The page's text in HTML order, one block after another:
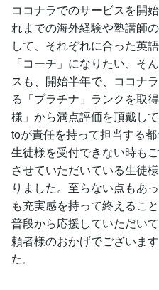
ココナラでのサービスを開
れまでの海外経験や塾講師
して、それぞれに合った英
「コーチ」になりたい、そ
スも、開始半年で、ココナ
る「プラチナ」ランクを取
様」から満点評価を頂戴し
toが責任を持って担当する
生徒様を受付できない時も
させていただいている生徒
りました。至らない点もあ
も充実感を持って終えるこ
普段から応援していただい
頼者様のおかげでございま
た。